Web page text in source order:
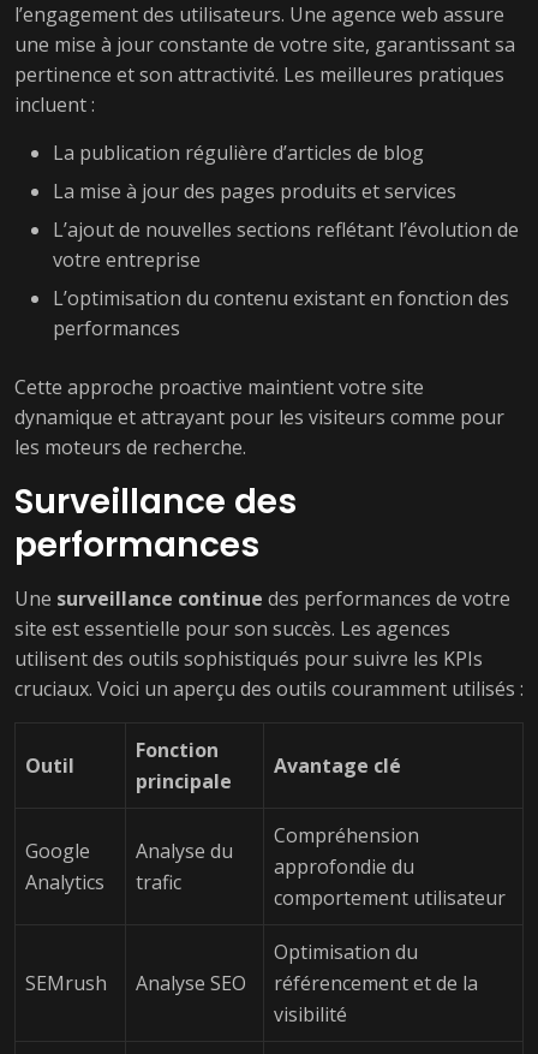
l’engagement des utilisateurs. Une agence web assure
une mise à jour constante de votre site, garantissant sa
pertinence et son attractivité. Les meilleures pratiques
incluent :
La publication régulière d’articles de blog
La mise à jour des pages produits et services
L’ajout de nouvelles sections reflétant l’évolution de
votre entreprise
L’optimisation du contenu existant en fonction des
performances
Cette approche proactive maintient votre site
dynamique et attrayant pour les visiteurs comme pour
les moteurs de recherche.
Surveillance des
performances
Une surveillance continue des performances de votre
site est essentielle pour son succès. Les agences
utilisent des outils sophistiqués pour suivre les KPIs
cruciaux. Voici un aperçu des outils couramment utilisés :
Outil
Fonction
principale
Avantage clé
Google
Analytics
Analyse du
trafic
Compréhension
approfondie du
comportement utilisateur
SEMrush Analyse SEO
Optimisation du
référencement et de la
visibilité